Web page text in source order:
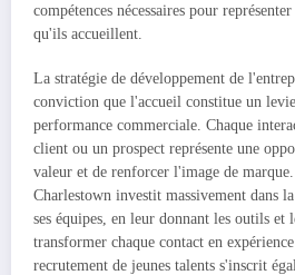
compétences nécessaires pour
qu'ils accueillent.
La stratégie de développement de
conviction que l'accueil constitue un
performance commerciale. Chaque
client ou un prospect représente une
valeur et de renforcer l'image de
Charlestown investit massivement dans
ses équipes, en leur donnant les outils et
transformer chaque contact en
recrutement de jeunes talents s'inscrit